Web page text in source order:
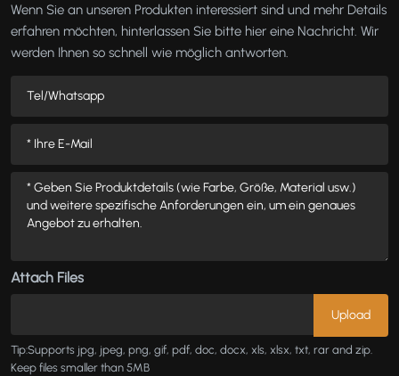
Wenn Sie an unseren Produkten interessiert sind und mehr Details
erfahren möchten, hinterlassen Sie bitte hier eine Nachricht. Wir
werden Ihnen so schnell wie möglich antworten.
Attach Files
Tip:Supports jpg, jpeg, png, gif, pdf, doc, docx, xls, xlsx, txt, rar and zip.
Keep files smaller than 5MB